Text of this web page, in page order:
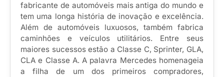
fabricante de automóveis mais antiga do mundo e
tem uma longa história de inovação e excelência.
Além de automóveis luxuosos, também fabrica
caminhões e veículos utilitários. Entre seus
maiores sucessos estão a Classe C, Sprinter, GLA,
CLA e Classe A. A palavra Mercedes homenageia
a filha de um dos primeiros compradores,